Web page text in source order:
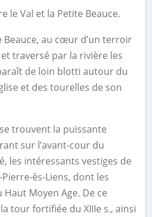
le Val et la Petite Beauce.
Beauce, au cœur d’un terroir
traversé par la rivière les
de loin blotti autour du
et des tourelles de son
trouvent la puissante
sur l’avant-cour du
les intéressants vestiges de
ès-Liens, dont les
Moyen Age. De ce
tour fortifiée du XIIIe s., ainsi